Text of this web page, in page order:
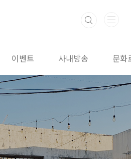
이벤트 사내방송 문화